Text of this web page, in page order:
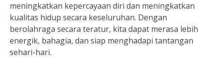
meningkatkan kepercayaan diri dan meningkatkan
kualitas hidup secara keseluruhan. Dengan
berolahraga secara teratur, kita dapat merasa lebih
energik, bahagia, dan siap menghadapi tantangan
sehari-hari.